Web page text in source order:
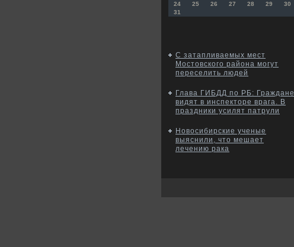
24
25 26 27 28 29
30
31
С затапливаемых мест
Мостовского района могут
переселить людей
Глава ГИБДД по РБ: Граждане
видят в инспекторе врага. В
праздники усилят патрули
Новосибирские ученые
выяснили, что мешает
лечению рака